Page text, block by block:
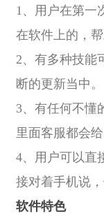
1、用户在第一
在软件上的，
2、有多种技能
断的更新当中。
3、有任何不懂
里面客服都会
4、用户可以直
接对着手机说
软件特色